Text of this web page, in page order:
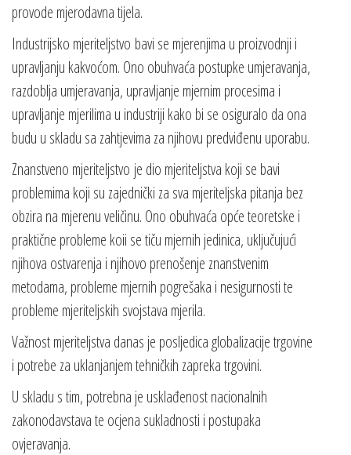
provode mjerodavna tijela.
Industrijsko mjeriteljstvo bavi se mjerenjima u proizvodnji i
upravljanju kakvoćom. Ono obuhvaća postupke umjeravanja,
razdoblja umjeravanja, upravljanje mjernim procesima i
upravljanje mjerilima u industriji kako bi se osiguralo da ona
budu u skladu sa zahtjevima za njihovu predviđenu uporabu.
Znanstveno mjeriteljstvo je dio mjeriteljstva koji se bavi
problemima koji su zajednički za sva mjeriteljska pitanja bez
obzira na mjerenu veličinu. Ono obuhvaća opće teoretske i
praktične probleme koii se tiču mjernih jedinica, uključujući
njihova ostvarenja i njihovo prenošenje znanstvenim
metodama, probleme mjernih pogrešaka i nesigurnosti te
probleme mjeriteljskih svojstava mjerila.
Važnost mjeriteljstva danas je posljedica globalizacije trgovine
i potrebe za uklanjanjem tehničkih zapreka trgovini.
U skladu s tim, potrebna je usklađenost nacionalnih
zakonodavstava te ocjena sukladnosti i postupaka
ovjeravanja.